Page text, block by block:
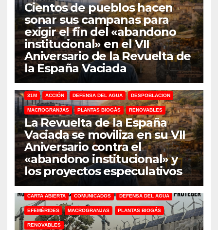
Cientos de pueblos hacen
sonar sus campanas para
exigir el fin del «abandono
institucional» en el VII
Aniversario de la Revuelta de
la España Vaciada
31M ACCIÓN DEFENSA DEL AGUA DESPOBLACION
MACROGRANJAS PLANTAS BIOGÁS RENOVABLES
La Revuelta de la España
Vaciada se moviliza en su VII
Aniversario contra el
«abandono institucional» y
los proyectos especulativos
CARTA ABIERTA COMUNICADOS DEFENSA DEL AGUA
EFEMÉRIDES MACROGRANJAS PLANTAS BIOGÁS
RENOVABLES